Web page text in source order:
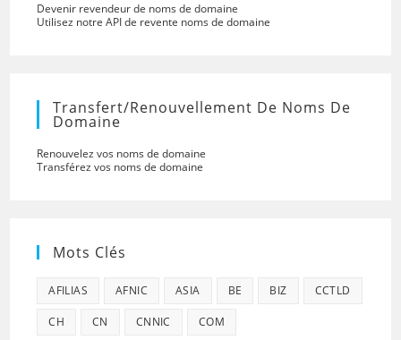
Devenir revendeur de noms de domaine
Utilisez notre API de revente noms de domaine
Transfert/renouvellement De Noms De
Domaine
Renouvelez vos noms de domaine
Transférez vos noms de domaine
Mots Clés
AFILIAS AFNIC ASIA BE BIZ CCTLD
CH CN CNNIC COM